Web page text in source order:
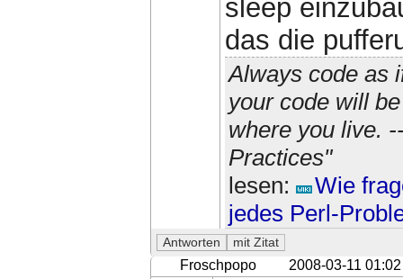
sleep
das die
Always code as
your code will
where you live.
Practices"
lesen:
Wie
jedes Perl-
Froschpopo 2008-03-11 01:02